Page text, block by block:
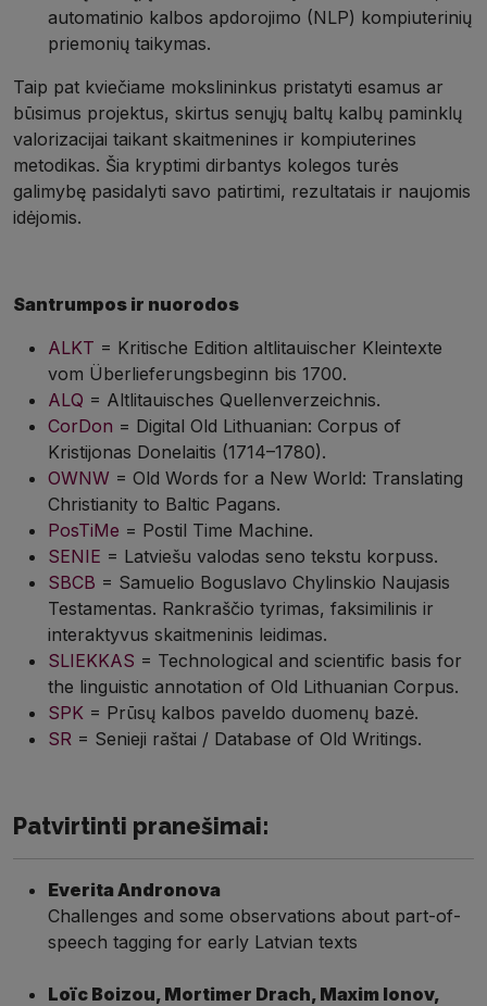
automatinio kalbos apdorojimo (NLP) kompiuterinių
priemonių taikymas.
Taip pat kviečiame mokslininkus pristatyti esamus ar
būsimus projektus, skirtus senųjų baltų kalbų paminklų
valorizacijai taikant skaitmenines ir kompiuterines
metodikas. Šia kryptimi dirbantys kolegos turės
galimybę pasidalyti savo patirtimi, rezultatais ir naujomis
idėjomis.
Santrumpos ir nuorodos
ALKT = Kritische Edition altlitauischer Kleintexte
vom Überlieferungs­beginn bis 1700.
ALQ = Altlitauisches Quellenverzeichnis.
CorDon = Digital Old Lithuanian: Corpus of
Kristijonas Donelaitis (1714–1780).
OWNW = Old Words for a New World: Translating
Christianity to Baltic Pagans.
PosTiMe = Postil Time Machine.
SENIE = Latviešu valodas seno tekstu korpuss.
SBCB = Samuelio Boguslavo Chylinskio Naujasis
Testamentas. Rankraščio tyrimas, faksimilinis ir
interaktyvus skaitmeninis leidimas.
SLIEKKAS = Technological and scientific basis for
the linguistic annotation of Old Lithuanian Corpus.
SPK = Prūsų kalbos paveldo duomenų bazė.
SR = Senieji raštai / Database of Old Writings.
Patvirtinti pranešimai:
Everita Andronova
Challenges and some observations about part-of-
speech tagging for early Latvian texts
Loïc Boizou, Mortimer Drach, Maxim Ionov,